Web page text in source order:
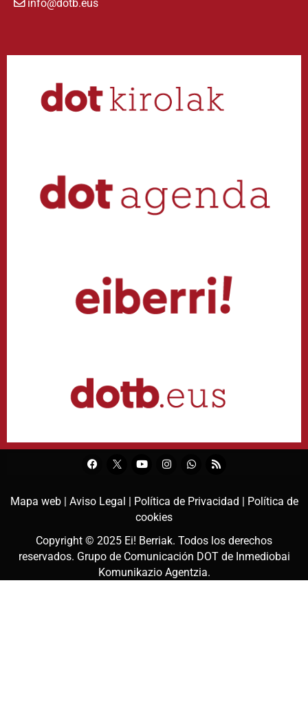
info@dotb.eus
Mapa web | Aviso Legal | Política de Privacidad | Política de
cookies
Copyright © 2025 Ei! Berriak. Todos los derechos
reservados. Grupo de Comunicación DOT de Inmediobai
Komunikazio Agentzia.